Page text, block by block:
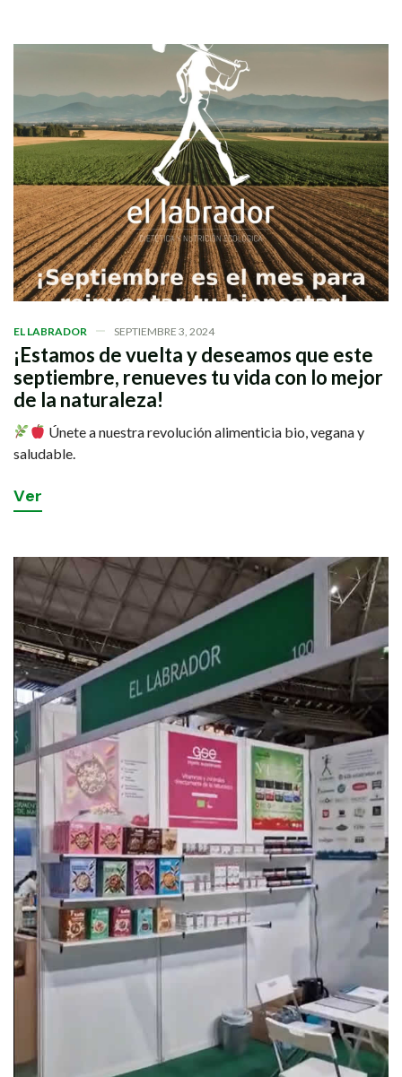
EL LABRADOR SEPTIEMBRE 3, 2024
¡Estamos de vuelta y deseamos que este
septiembre, renueves tu vida con lo mejor
de la naturaleza!
Únete a nuestra revolución alimenticia bio, vegana y
saludable.
Ver